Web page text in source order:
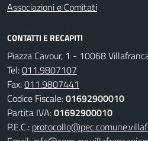
Associazioni e Comitati
CONTATTI E RECAPITI
Piazza Cavour, 1 - 10068
Tel:011.9807107
Fax:011.9807441
Codice Fiscale:01692900010
Partita IVA:01692900010
P.E.C.: